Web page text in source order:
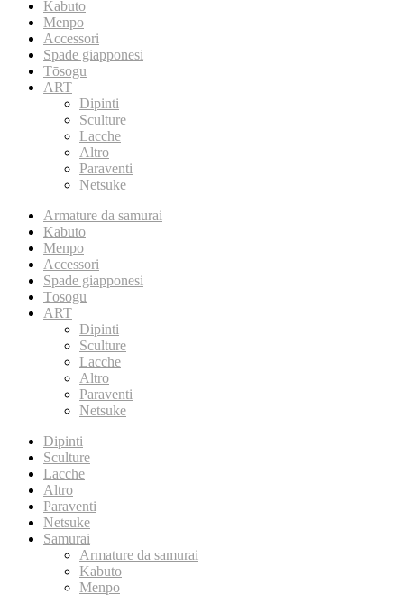
Kabuto
Menpo
Accessori
Spade giapponesi
Tōsogu
ART
Dipinti
Sculture
Lacche
Altro
Paraventi
Netsuke
Armature da samurai
Kabuto
Menpo
Accessori
Spade giapponesi
Tōsogu
ART
Dipinti
Sculture
Lacche
Altro
Paraventi
Netsuke
Dipinti
Sculture
Lacche
Altro
Paraventi
Netsuke
Samurai
Armature da samurai
Kabuto
Menpo